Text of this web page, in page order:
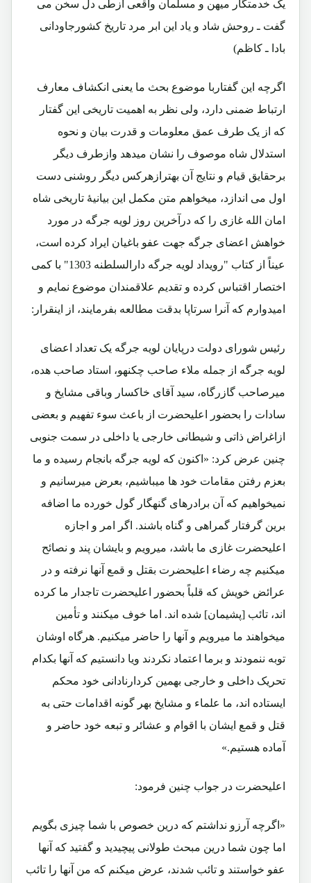
یک خدمتگار میهن و مسلمان واقعی ازطی دل سخن می
گفت ـ روحش شاد و یاد این ابر مرد تاریخ کشورجاودانی
بادا ـ کاظم)
اگرچه این گفتاربا موضوع بحث ما یعنی انکشاف معارف
ارتباط ضمنی دارد، ولی نظر به اهمیت تاریخی این گفتار
که از یک طرف عمق معلومات و قدرت بیان و نحوه
استدلال شاه موصوف را نشان میدهد وازطرف دیگر
برحقایق قیام و نتایج آن بهترازهرکس دیگر روشنی دست
اول می اندازد، میخواهم متن مکمل این بیانیۀ تاریخی شاه
امان الله غازی را که درآخرین روز لویه جرگه در مورد
خواهش اعضای جرگه جهت عفو باغیان ایراد کرده است،
عیناً از کتاب "رویداد لویه جرگه دارالسلطنه 1303" با کمی
اختصار اقتباس کرده و تقدیم علاقمندان موضوع نمایم و
امیدوارم که آنرا سرتاپا بدقت مطالعه بفرمایند، از اینقرار:
رئیس شورای دولت درپایان لویه جرگه یک تعداد اعضای
لویه جرگه از جمله ملاء صاحب چکنهو، استاد صاحب هده،
میرصاحب گازرگاه، سید آقای خاکسار وباقی مشایخ و
سادات را بحضور اعلیحضرت از باعث سوء تفهیم و بعضی
ازاغراض ذاتی و شیطانی خارجی یا داخلی در سمت جنوبی
چنین عرض کرد: «اکنون که لویه جرگه بانجام رسیده و ما
بعزم رفتن مقامات خود ها میباشیم، بعرض میرسانیم و
نمیخواهیم که آن برادرهای گنهگار گول خورده ما اضافه
برین گرفتار گمراهی و گناه باشند. اگر امر و اجازه
اعلیحضرت غازی ما باشد، میرویم و بایشان پند و نصائح
میکنیم چه رضاء اعلیحضرت بقتل و قمع آنها نرفته و در
عرائض خویش که قلباً بحضور اعلیحضرت تاجدار ما کرده
اند، تائب [پشیمان] شده اند. اما خوف میکنند و تأمین
میخواهند ما میرویم و آنها را حاضر میکنیم. هرگاه اوشان
توبه ننمودند و برما اعتماد نکردند ویا دانستیم که آنها بکدام
تحریک داخلی و خارجی بهمین کردارنادانی خود محکم
ایستاده اند، ما علماء و مشایخ بهر گونه اقدامات حتی به
قتل و قمع ایشان با اقوام و عشائر و تبعه خود حاضر و
آماده هستیم.»
اعلیحضرت در جواب چنین فرمود:
«اگرچه آرزو نداشتم که درین خصوص با شما چیزی بگویم
اما چون شما درین مبحث طولانی پیچیدید و گفتید که آنها
عفو خواستند و تائب شدند، عرض میکنم که من آنها را تائب